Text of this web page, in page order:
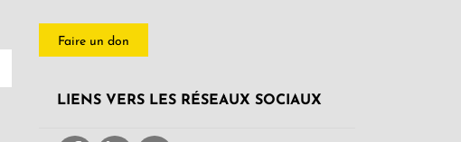
Faire un don
LIENS VERS LES RÉSEAUX SOCIAUX